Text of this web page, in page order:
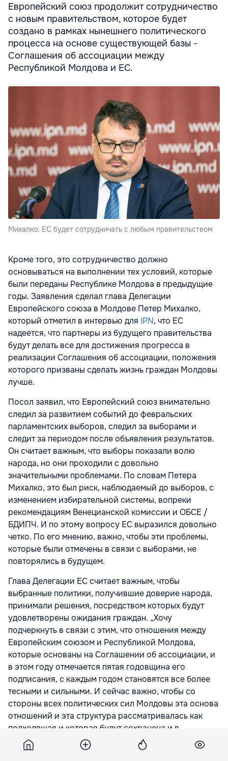
Европейский союз продолжит сотрудничество
с новым правительством, которое будет
создано в рамках нынешнего политического
процесса на основе существующей базы -
Соглашения об ассоциации между
Республикой Молдова и ЕС.
Михалко: ЕС будет сотрудничать с любым правительством
Кроме того, это сотрудничество должно
основываться на выполнении тех условий, которые
были переданы Республике Молдова в предыдущие
годы. Заявления сделал глава Делегации
Европейского союза в Молдове Петер Михалко,
который отметил в интервью для IPN, что ЕС
надеется, что партнеры из будущего правительства
будут делать все для достижения прогресса в
реализации Соглашения об ассоциации, положения
которого призваны сделать жизнь граждан Молдовы
лучше.
Посол заявил, что Европейский союз внимательно
следил за развитием событий до февральских
парламентских выборов, следил за выборами и
следит за периодом после объявления результатов.
Он считает важным, что выборы показали волю
народа, но они проходили с довольно
значительными проблемами. По словам Петера
Михалко, это был риск, наблюдаемый до выборов, с
изменением избирательной системы, вопреки
рекомендациям Венецианской комиссии и ОБСЕ /
БДИПЧ. И по этому вопросу ЕС выразился довольно
четко. По его мнению, важно, чтобы эти проблемы,
которые были отмечены в связи с выборами, не
повторялись в будущем.
Глава Делегации ЕС считает важным, чтобы
выбранные политики, получившие доверие народа,
принимали решения, посредством которых будут
удовлетворены ожидания граждан. „Хочу
подчеркнуть в связи с этим, что отношения между
Европейским союзом и Республикой Молдова,
которые основаны на Соглашении об ассоциации, и
в этом году отмечается пятая годовщина его
подписания, с каждым годом становятся все более
тесными и сильными. И сейчас важно, чтобы со
стороны всех политических сил Молдовы эта основа
отношений и эта структура рассматривалась как
подходящая и которая будут сохранена и в
будущем”, - отметил посол.